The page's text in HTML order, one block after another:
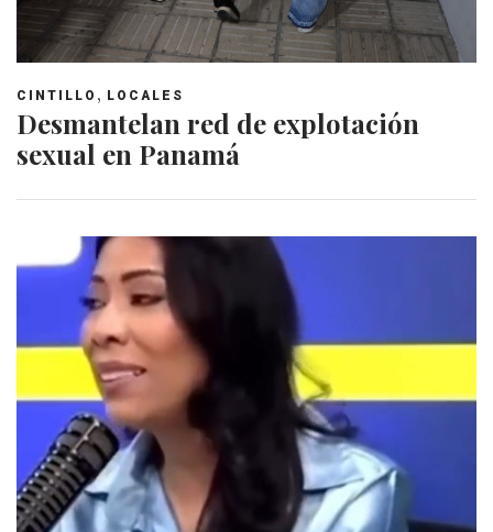
CINTILLO , LOCALES
Desmantelan red de explotación
sexual en Panamá